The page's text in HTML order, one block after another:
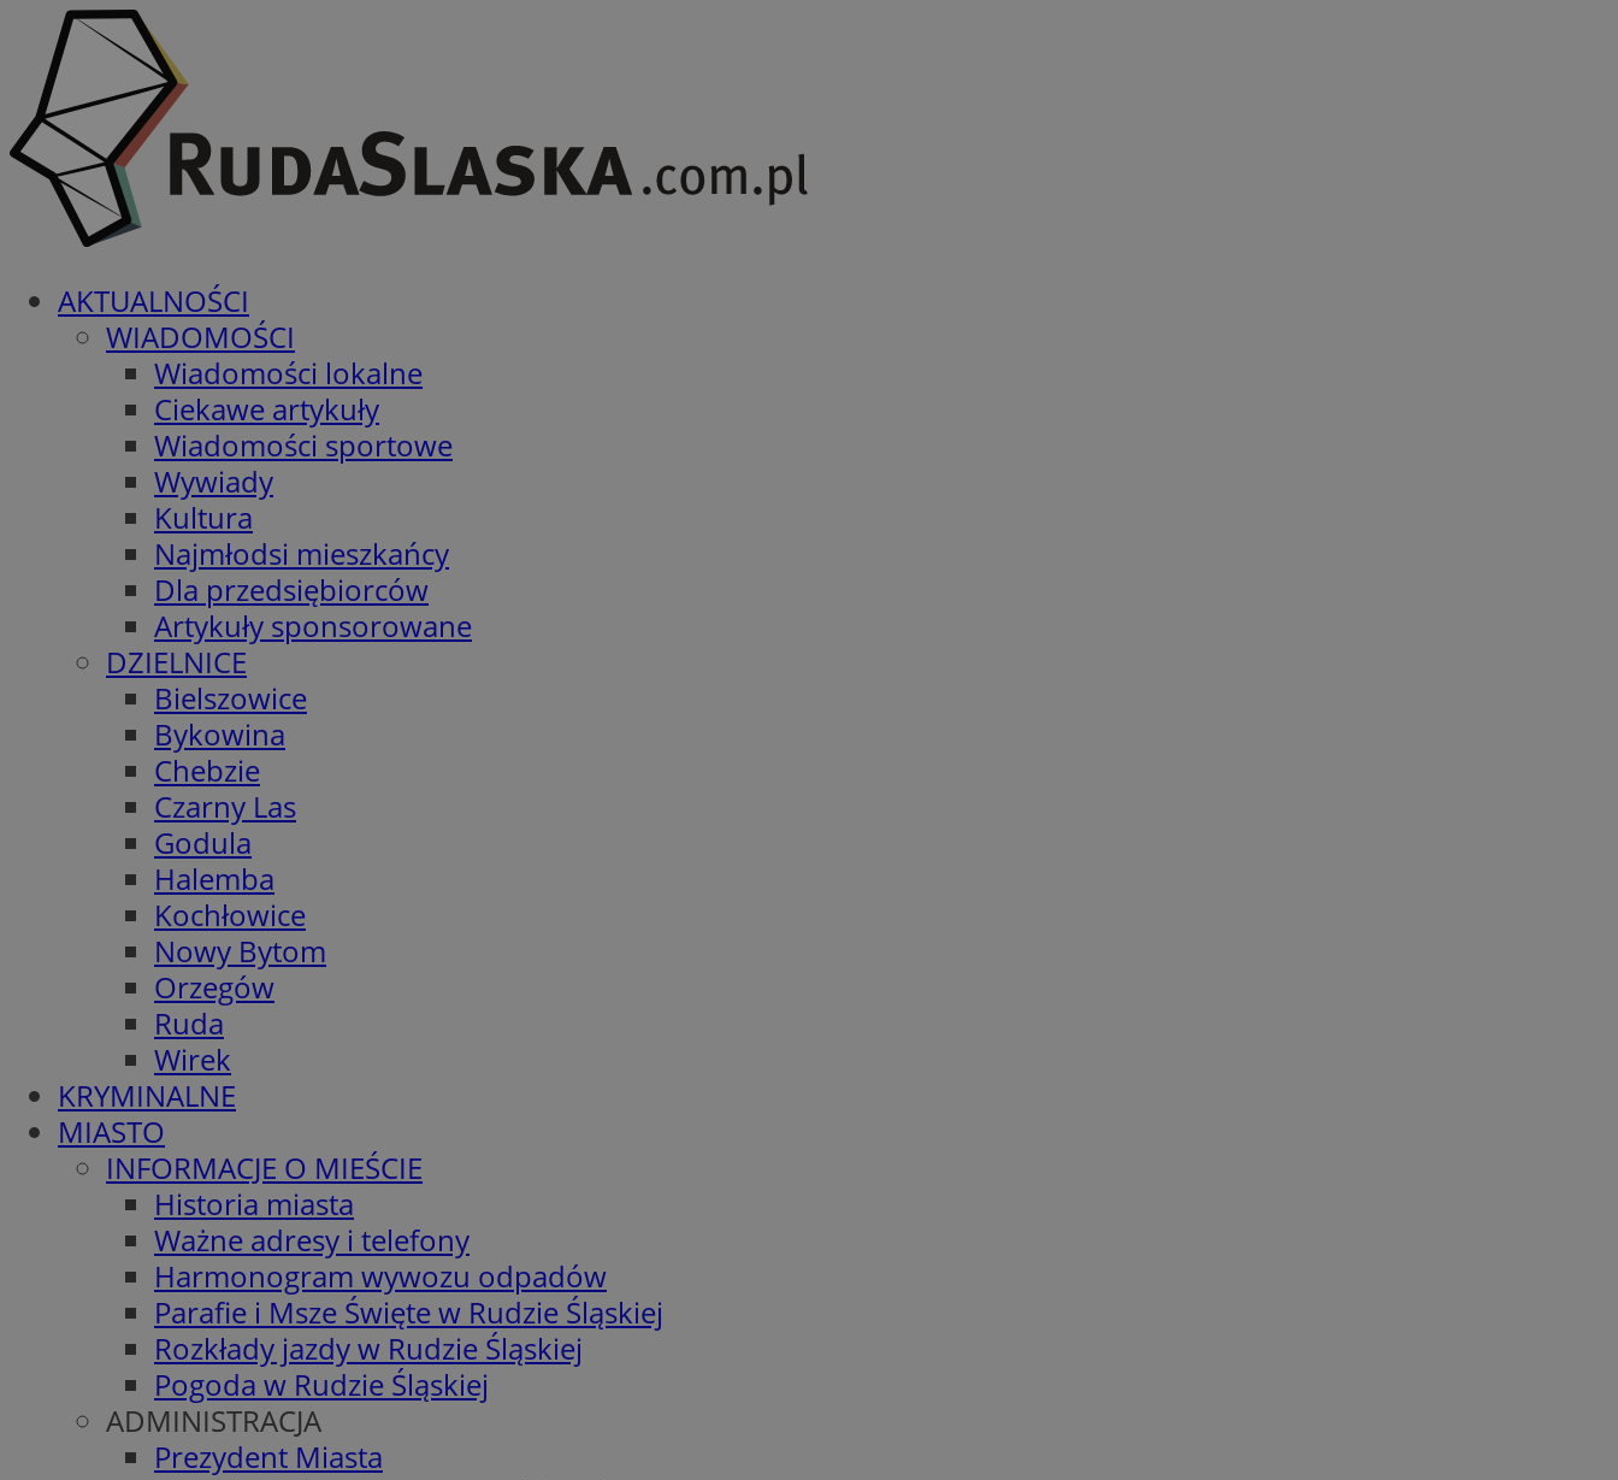
AKTUALNOŚCI
WIADOMOŚCI
Wiadomości lokalne
Ciekawe artykuły
Wiadomości sportowe
Wywiady
Kultura
Najmłodsi mieszkańcy
Dla przedsiębiorców
Artykuły sponsorowane
DZIELNICE
Bielszowice
Bykowina
Chebzie
Czarny Las
Godula
Halemba
Kochłowice
Nowy Bytom
Orzegów
Ruda
Wirek
KRYMINALNE
MIASTO
INFORMACJE O MIEŚCIE
Historia miasta
Ważne adresy i telefony
Harmonogram wywozu odpadów
Parafie i Msze Święte w Rudzie Śląskiej
Rozkłady jazdy w Rudzie Śląskiej
Pogoda w Rudzie Śląskiej
ADMINISTRACJA
Prezydent Miasta